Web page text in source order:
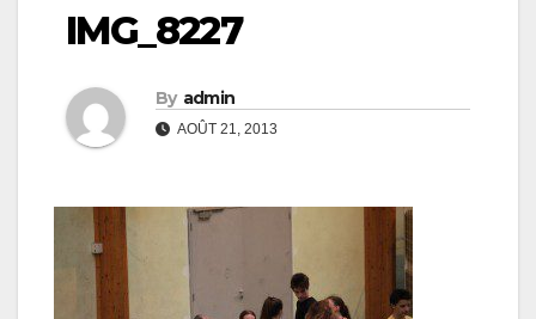
IMG_8227
By admin
AOÛT 21, 2013